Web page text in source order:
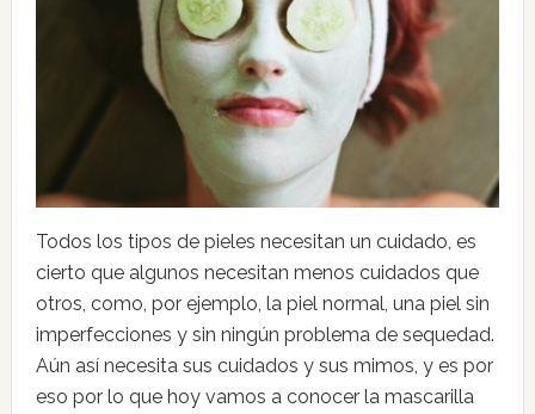
Todos los tipos de pieles necesitan un cuidado, es
cierto que algunos necesitan menos cuidados que
otros, como, por ejemplo, la piel normal, una piel sin
imperfecciones y sin ningún problema de sequedad.
Aún así necesita sus cuidados y sus mimos, y es por
eso por lo que hoy vamos a conocer la mascarilla